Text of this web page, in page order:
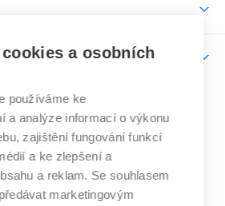
roku
studentů
výzkumu
učení
technické
V BRNĚ
a osobních
používáme ke
a analýze informací o výkonu
zajištění fungování funkcí
a ke zlepšení a
a reklam. Se souhlasem
marketingovým